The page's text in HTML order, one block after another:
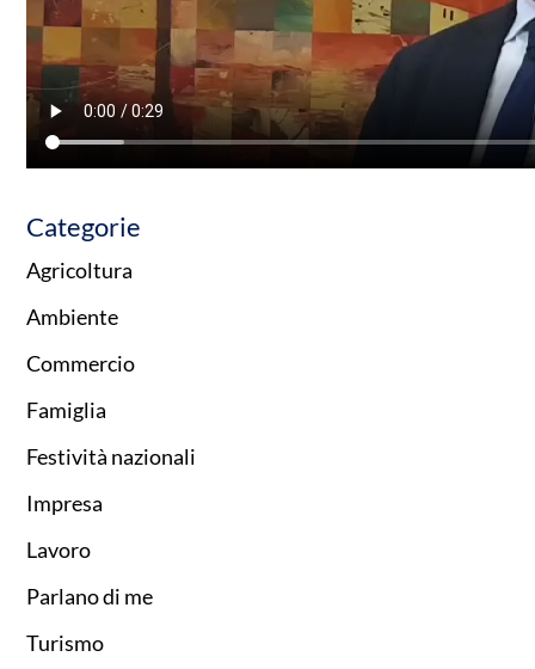
Categorie
Agricoltura
Ambiente
Commercio
Famiglia
Festività nazionali
Impresa
Lavoro
Parlano di me
Turismo